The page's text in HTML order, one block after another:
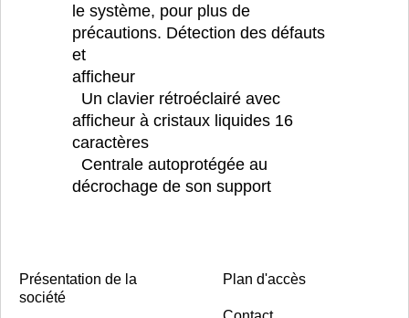
le système, pour plus de
précautions. Détection des défauts
et
afficheur
Un clavier rétroéclairé avec
afficheur à cristaux liquides 16
caractères
Centrale autoprotégée au
décrochage de son support
Présentation de la
société
Plan d'accès